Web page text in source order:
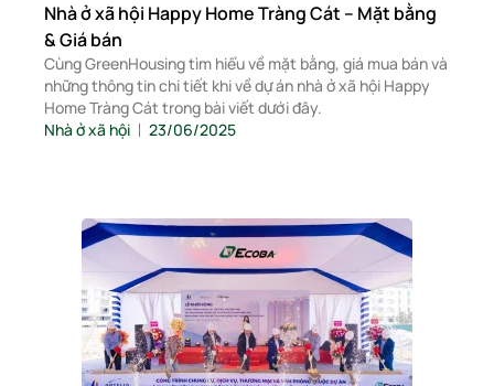
Nhà ở xã hội Happy Home Tràng Cát – Mặt bằng
& Giá bán
Cùng GreenHousing tìm hiểu về mặt bằng, giá mua bán và
những thông tin chi tiết khi về dự án nhà ở xã hội Happy
Home Tràng Cát trong bài viết dưới đây.
Nhà ở xã hội
23/06/2025